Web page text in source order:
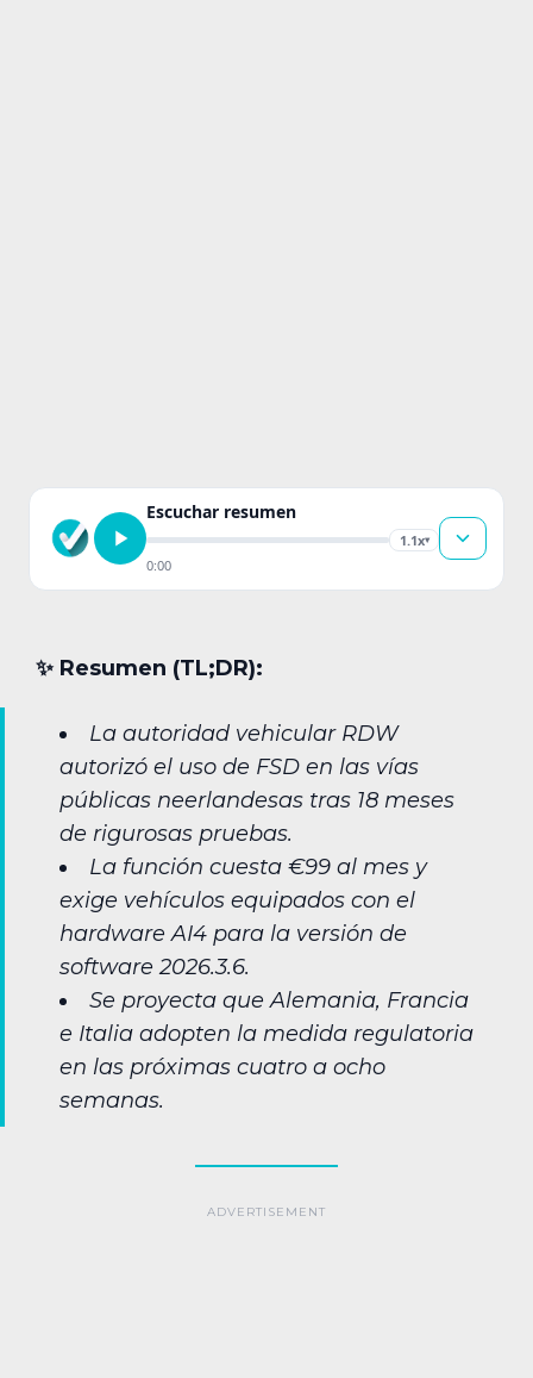
Escuchar resumen
1.1x▾
0:00
✨︎ Resumen (TL;DR):
La autoridad vehicular RDW
autorizó el uso de FSD en las vías
públicas neerlandesas tras 18 meses
de rigurosas pruebas.
La función cuesta €99 al mes y
exige vehículos equipados con el
hardware AI4 para la versión de
software 2026.3.6.
Se proyecta que Alemania, Francia
e Italia adopten la medida regulatoria
en las próximas cuatro a ocho
semanas.